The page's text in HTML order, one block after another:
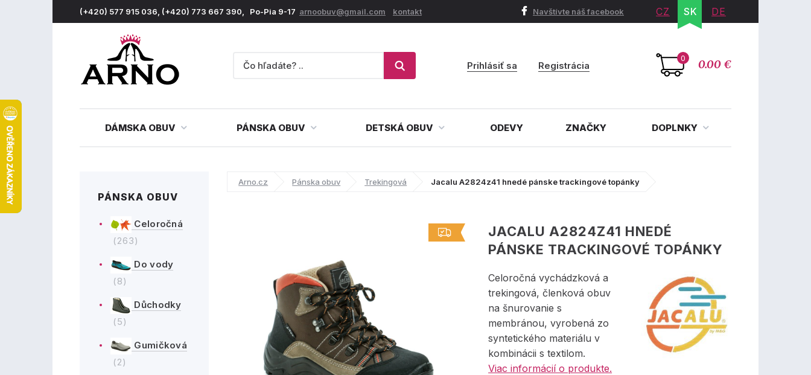
(+420) 577 915 036, (+420) 773 667 390, Po-Pia 9-17 arnoobuv@gmail.com kontakt Navštívte náš facebook CZ SK DE
0 0.00 €
Prihlásiť sa Registrácia
DÁMSKA OBUV PÁNSKA OBUV DETSKÁ OBUV ODEVY ZNAČKY DOPLNKY
PÁNSKA OBUV
Celoročná
(263)
Do vody
(8)
Důchodky
(5)
Gumičková
(2)
Arno.cz Pánska obuv Trekingová Jacalu A2824z41 hnedé pánske trackingové topánky
JACALU A2824Z41 HNEDÉ
PÁNSKE TRACKINGOVÉ TOPÁNKY
Celoročná vychádzková a
trekingová, členková obuv
na šnurovanie s
membránou, vyrobená zo
syntetického materiálu v
kombinácii s textilom.
Viac informácií o produkte.